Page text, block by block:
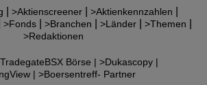
>Aktienscreener| >Aktienkennzahlen
>Fonds >Branchen >Länder >Themen
>Redaktionen
Börse | >Dukascopy |
| >Boersentreff- Partner